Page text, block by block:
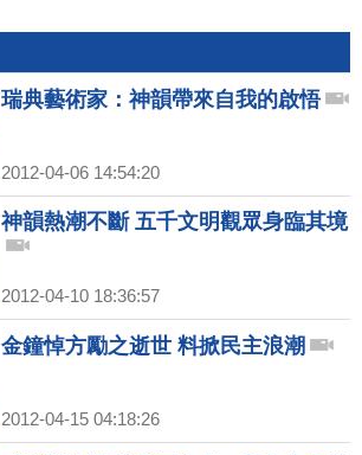
瑞典藝術家：神韻帶來自我的啟悟
2012-04-06 14:54:20
神韻熱潮不斷 五千文明觀眾身臨其境
2012-04-10 18:36:57
金鐘悼方勵之逝世 料掀民主浪潮
2012-04-15 04:18:26